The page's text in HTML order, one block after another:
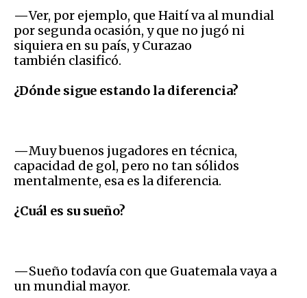
—Ver, por ejemplo, que Haití va al mundial
por segunda ocasión, y que no jugó ni
siquiera en su país, y Curazao
también clasificó.
¿Dónde sigue estando la diferencia?
—Muy buenos jugadores en técnica,
capacidad de gol, pero no tan sólidos
mentalmente, esa es la diferencia.
¿Cuál es su sueño?
—Sueño todavía con que Guatemala vaya a
un mundial mayor.